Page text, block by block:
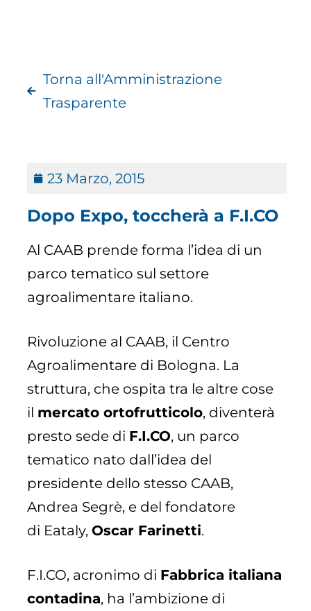
Torna all'Amministrazione
Trasparente
23 Marzo, 2015
Dopo Expo, toccherà a F.I.CO
Al CAAB prende forma l’idea di un
parco tematico sul settore
agroalimentare italiano.
Rivoluzione al CAAB, il Centro
Agroalimentare di Bologna. La
struttura, che ospita tra le altre cose
il mercato ortofrutticolo, diventerà
presto sede di F.I.CO, un parco
tematico nato dall’idea del
presidente dello stesso CAAB,
Andrea Segrè, e del fondatore
di Eataly,Oscar Farinetti.
F.I.CO, acronimo di Fabbrica italiana
contadina, ha l’ambizione di